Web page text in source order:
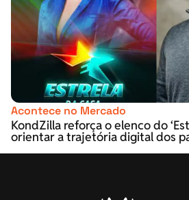
Acontece no Mercado
KondZilla reforça o elenco do
orientar a trajetória digital dos